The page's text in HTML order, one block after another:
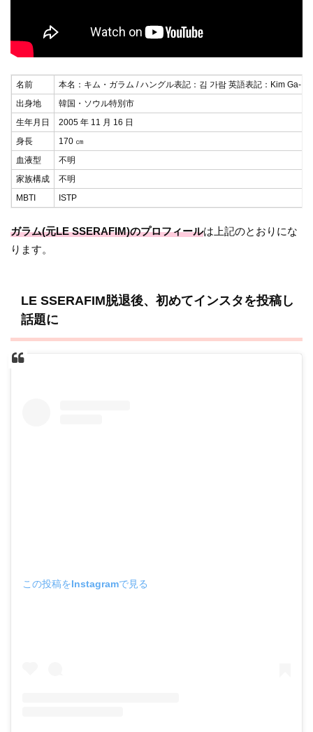
名前
本名：キム・ガラム / ハングル表記：김 가람 英語表記：Kim Ga-
出身地
韓国・ソウル特別市
生年月日
2005 年 11 月 16 日
身長
170 ㎝
血液型
不明
家族構成
不明
MBTI
ISTP
ガラム(元LE SSERAFIM)のプロフィールは上記のとおりにな
ります。
LE SSERAFIM脱退後、初めてインスタを投稿し
話題に
この投稿をInstagramで見る